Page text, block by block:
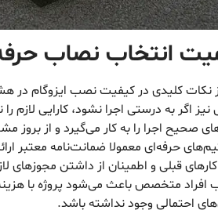
انتخاب نصاب
نکات کلیدی در کیفیت نصب ایزوگام در
نیز اگر به درستی اجرا نشود، کارایی
صحیح اجرا را به کار می‌گیرد و از بروز
حرفه‌ای معمولا ضمانت‌نامه معتبر
کارهای قبلی و اطمینان از داشتن مجوزهای
افراد متخصص باعث می‌شود پروژه با
احتمالی وجود نداشته باشد.